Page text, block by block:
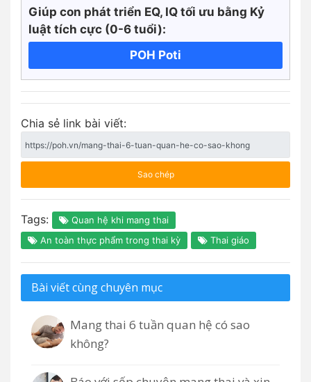
Giúp con phát triển EQ, IQ tối ưu bằng Kỷ
luật tích cực (0-6 tuổi):
POH Poti
Chia sẻ link bài viết:
Sao chép
Tags:
Quan hệ khi mang thai
An toàn thực phẩm trong thai kỳ
Thai giáo
Bài viết cùng chuyên mục
Mang thai 6 tuần quan hệ có sao
không?